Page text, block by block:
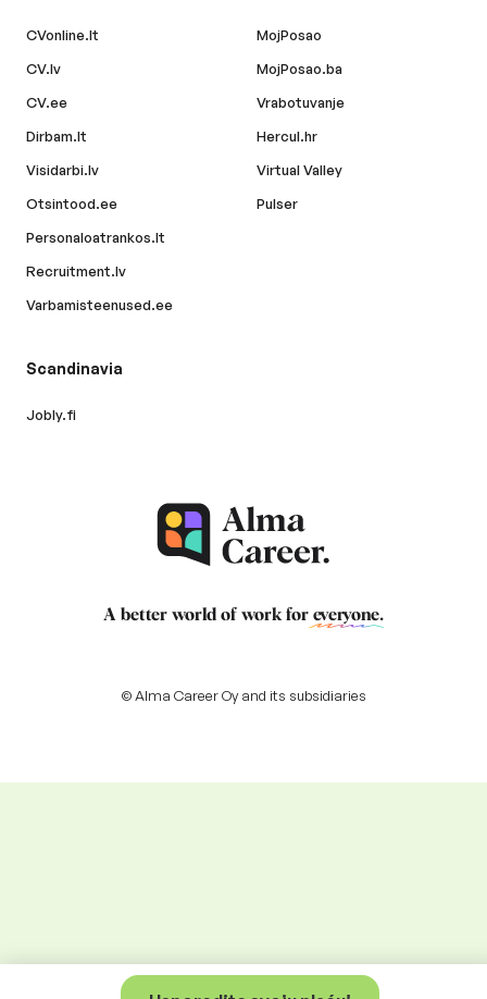
CVonline.lt
CV.lv
CV.ee
Dirbam.lt
Visidarbi.lv
Otsintood.ee
Personaloatrankos.lt
Recruitment.lv
Varbamisteenused.ee
MojPosao
MojPosao.ba
Vrabotuvanje
Hercul.hr
Virtual Valley
Pulser
Scandinavia
Jobly.fi
A better world of work for everyone.
© Alma Career Oy and its subsidiaries